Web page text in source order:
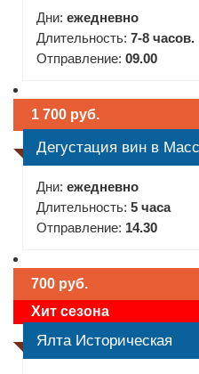
Дни: ежедневно
Длительность: 7-8 часов.
Отправление: 09.00
1 700 руб.
Дегустация вин в
Дни: ежедневно
Длительность: 5 часа
Отправление: 14.30
700 руб.
Хит сезона
Ялта Историческая